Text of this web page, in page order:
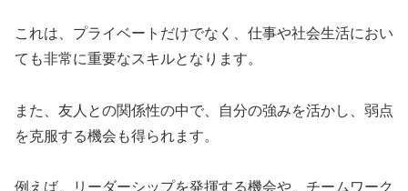
これは、プライベートだけでなく、仕事や社会生活におい
ても非常に重要なスキルとなります。
また、友人との関係性の中で、自分の強みを活かし、弱点
を克服する機会も得られます。
例えば、リーダーシップを発揮する機会や、チームワーク